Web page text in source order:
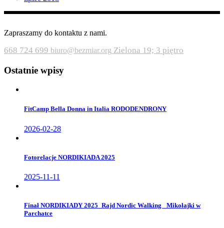
Zapraszamy do kontaktu z nami.
668 724 699 biuro@bezmiar.org Zielona 19; 3 piętro
Ostatnie wpisy
FitCamp Bella Donna in Italia RODODENDRONY
2026-02-28
Fotorelacje NORDIKIADA 2025
2025-11-11
Finał NORDIKIADY 2025_Rajd Nordic Walking _Mikołajki w
Parchatce